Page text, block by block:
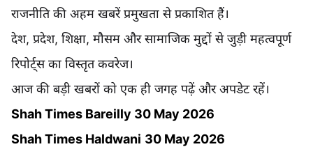
राजनीति की अहम खबरें प्रमुखता से प्रकाशित हैं।
देश, प्रदेश, शिक्षा, मौसम और सामाजिक मुद्दों से जुड़ी महत्वपूर्ण
रिपोर्ट्स का विस्तृत कवरेज।
आज की बड़ी खबरों को एक ही जगह पढ़ें और अपडेट रहें।
Shah Times Bareilly 30 May 2026
Shah Times Haldwani 30 May 2026